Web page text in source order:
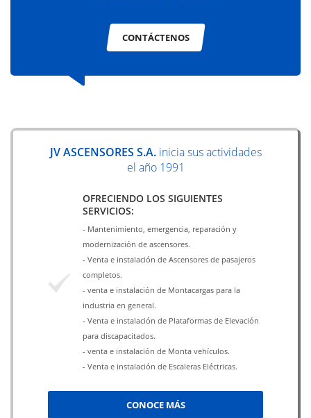
CONTÁCTENOS
JV ASCENSORES S.A. inicia sus actividades
el año 1991
OFRECIENDO LOS SIGUIENTES
SERVICIOS:
- Mantenimiento, emergencia, reparación y
modernización de ascensores.
- Venta e instalación de Ascensores de pasajeros
completos.
- venta e instalación de Montacargas para la
industria en general.
- Venta e instalación de Plataformas de Elevación
para discapacitados.
- venta e instalación de Monta vehículos.
- Venta e instalación de Escaleras Eléctricas.
CONOCE MÁS